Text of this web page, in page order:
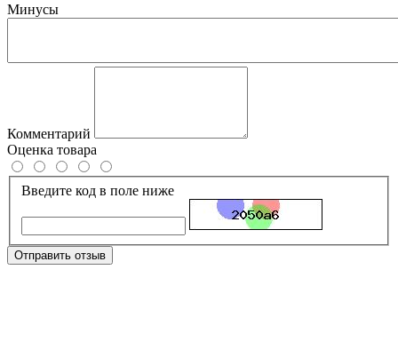
Минусы
Комментарий
Оценка товара
Введите код в поле ниже
Отправить отзыв